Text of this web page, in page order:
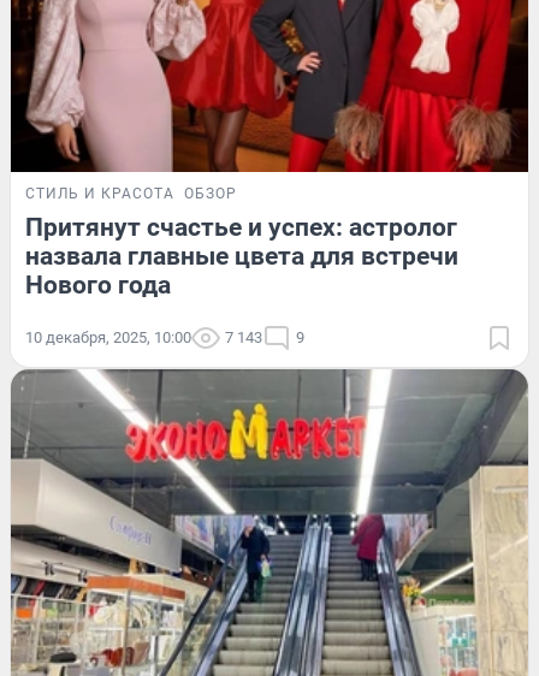
СТИЛЬ И КРАСОТА ОБЗОР
Притянут счастье и успех: астролог
назвала главные цвета для встречи
Нового года
10 декабря, 2025, 10:00 7 143 9